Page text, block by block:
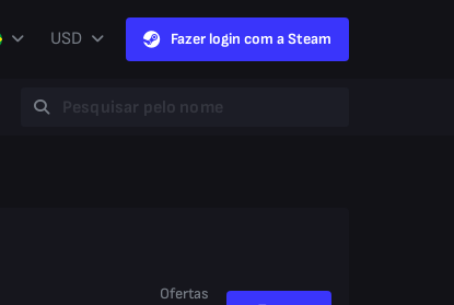
USD
Fazer login com a Steam
Ofertas